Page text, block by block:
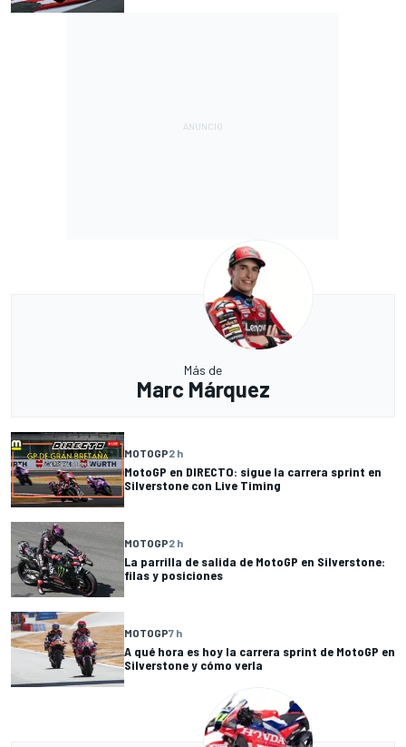
Más de
Marc Márquez
MOTOGP2 h
MotoGP en DIRECTO: sigue la carrera sprint en
Silverstone con Live Timing
MOTOGP2 h
La parrilla de salida de MotoGP en Silverstone:
filas y posiciones
MOTOGP7 h
A qué hora es hoy la carrera sprint de MotoGP en
Silverstone y cómo verla